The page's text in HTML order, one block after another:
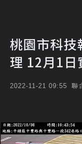
桃園市科技
理 12月1日
2022-11-21 09:55 聯